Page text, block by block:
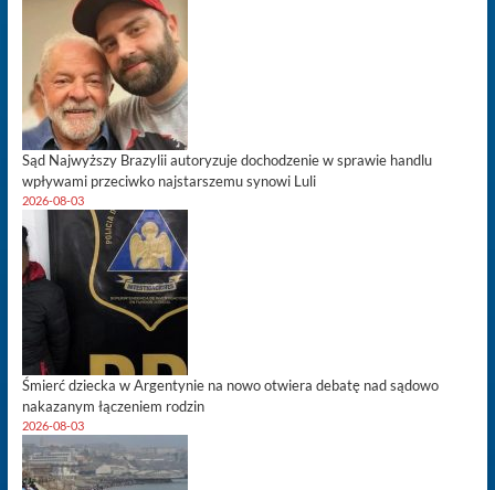
Sąd Najwyższy Brazylii autoryzuje dochodzenie w sprawie handlu
wpływami przeciwko najstarszemu synowi Luli
2026-08-03
Śmierć dziecka w Argentynie na nowo otwiera debatę nad sądowo
nakazanym łączeniem rodzin
2026-08-03